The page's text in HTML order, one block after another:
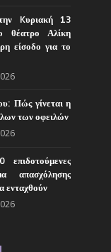
Kυριακή 13
θέατρο Αλίκη
είσοδο για το
Πώς γίνεται η
των οφειλών
απασχόλησης
ενταχθούν